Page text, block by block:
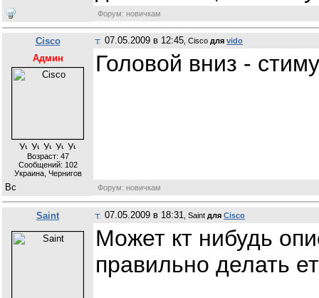
Форум: новичкам
Cisco 07.05.2009 в 12:45 , Cisco для vido
Админ
Возраст: 47
Сообщений: 102
Украина, Чернигов
Головой вниз -
Форум: новичкам
Saint 07.05.2009 в 18:31 , Saint для Cisco
Может кт нибудь
правильно делать